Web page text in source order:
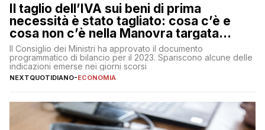
Il taglio dell’IVA sui beni di prima
necessità è stato tagliato: cosa c’è e
cosa non c’è nella Manovra targata
Meloni
Il Consiglio dei Ministri ha approvato il documento
programmatico di bilancio per il 2023. Spariscono alcune delle
indicazioni emerse nei giorni scorsi
NEXTQUOTIDIANO-ECONOMIA